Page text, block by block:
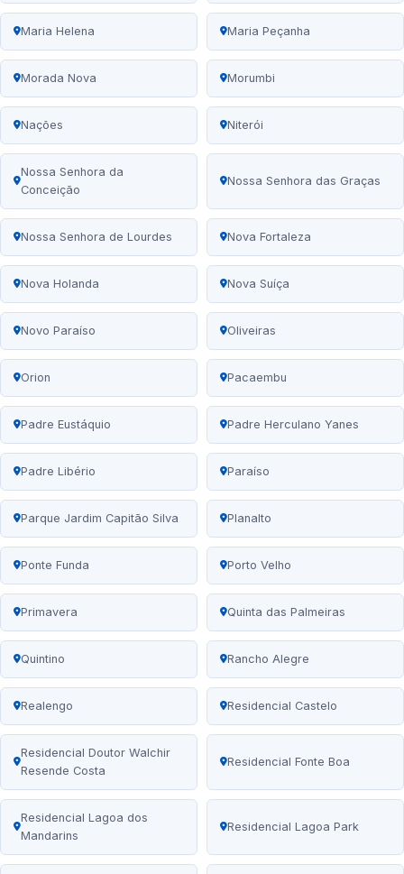
Maria Helena Maria Peçanha
Morada Nova Morumbi
Nações Niterói
Nossa Senhora da
Conceição
Nossa Senhora das Graças
Nossa Senhora de Lourdes Nova Fortaleza
Nova Holanda Nova Suíça
Novo Paraíso Oliveiras
Orion Pacaembu
Padre Eustáquio Padre Herculano Yanes
Padre Libério Paraíso
Parque Jardim Capitão Silva Planalto
Ponte Funda Porto Velho
Primavera Quinta das Palmeiras
Quintino Rancho Alegre
Realengo Residencial Castelo
Residencial Doutor Walchir
Resende Costa
Residencial Fonte Boa
Residencial Lagoa dos
Mandarins
Residencial Lagoa Park